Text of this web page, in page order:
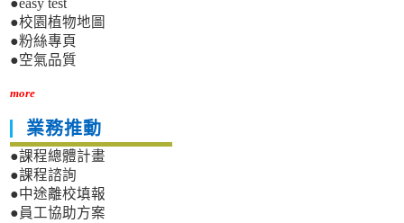
●easy test
●校園植物地圖
●粉絲專頁
●空氣品質
more
業務推動
●課程總體計畫
●課程諮詢
●中途離校填報
●員工協助方案